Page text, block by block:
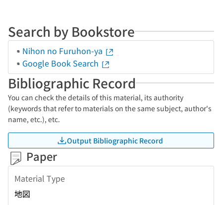
Search by Bookstore
Nihon no Furuhon-ya
Google Book Search
Bibliographic Record
You can check the details of this material, its authority
(keywords that refer to materials on the same subject, author's
name, etc.), etc.
Output Bibliographic Record
Paper
Material Type
地図